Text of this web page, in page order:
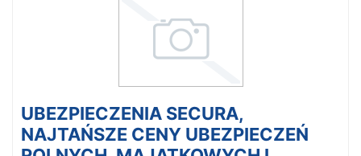
UBEZPIECZENIA SECURA,
NAJTAŃSZE CENY UBEZPIECZEŃ